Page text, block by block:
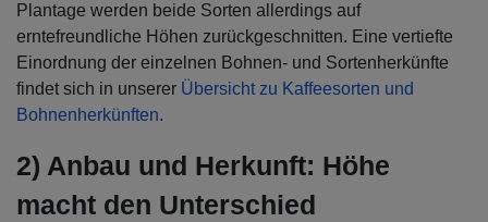
Plantage werden beide Sorten allerdings auf
erntefreundliche Höhen zurückgeschnitten. Eine vertiefte
Einordnung der einzelnen Bohnen- und Sortenherkünfte
findet sich in unserer Übersicht zu Kaffeesorten und
Bohnenherkünften.
2) Anbau und Herkunft: Höhe
macht den Unterschied